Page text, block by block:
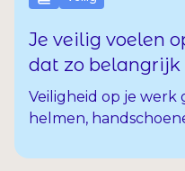
Je veilig voelen
dat zo belangrijk
Veiligheid op je werk
helmen,
je jezelf zijn op je